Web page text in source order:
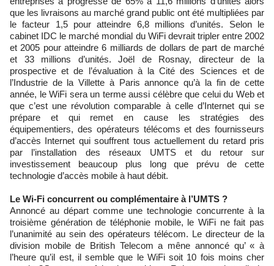
que les livraisons au marché grand public ont été multipliées par
le facteur 1,5 pour atteindre 6,8 millions d’unités. Selon le
cabinet IDC le marché mondial du WiFi devrait tripler entre 2002
et 2005 pour atteindre 6 milliards de dollars de part de marché
et 33 millions d’unités. Joël de Rosnay, directeur de la
prospective et de l’évaluation à la Cité des Sciences et de
l’Industrie de la Villette à Paris annonce qu’à la fin de cette
année, le WiFi sera un terme aussi célèbre que celui du Web et
que c’est une révolution comparable à celle d’Internet qui se
prépare et qui remet en cause les stratégies des
équipementiers, des opérateurs télécoms et des fournisseurs
d’accès Internet qui souffrent tous actuellement du retard pris
par l’installation des réseaux UMTS et du retour sur
investissement beaucoup plus long que prévu de cette
technologie d’accès mobile à haut débit.
Le Wi-Fi concurrent ou complémentaire à l’UMTS ?
Annoncé au départ comme une technologie concurrente à la
troisième génération de téléphonie mobile, le WiFi ne fait pas
l’unanimité au sein des opérateurs télécom. Le directeur de la
division mobile de British Telecom a mêne annoncé qu’ « à
l’heure qu’il est, il semble que le WiFi soit 10 fois moins cher